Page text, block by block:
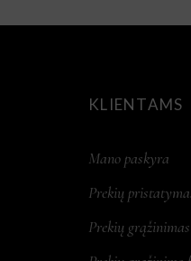
KLIENTAMS
Mano paskyra
Prekių
Prekių grąžinimas